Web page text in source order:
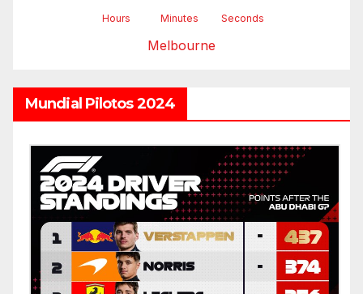
Hours Minutes Seconds
Melbourne
Mundial Pilotos 2024